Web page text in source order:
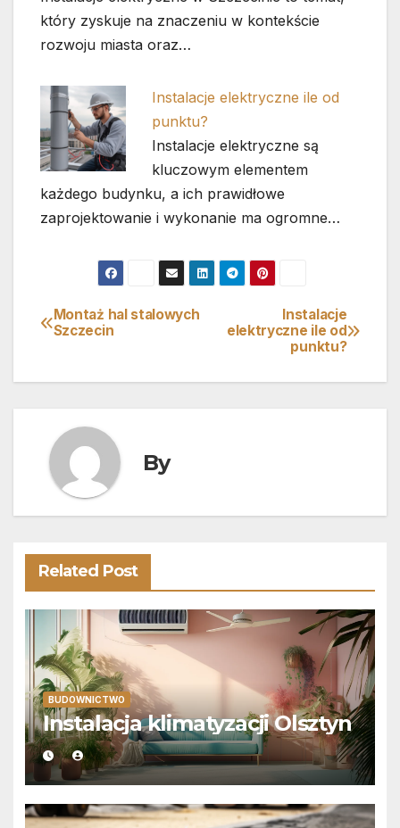
który zyskuje na znaczeniu w kontekście
rozwoju miasta oraz…
Instalacje elektryczne ile od
punktu?
Instalacje elektryczne są
kluczowym elementem
każdego budynku, a ich prawidłowe
zaprojektowanie i wykonanie ma ogromne…
Nawigacja
Instalacje
elektryczne ile od
punktu?
Montaż hal stalowych
Szczecin
By
Related Post
BUDOWNICTWO
Instalacja klimatyzacji Olsztyn